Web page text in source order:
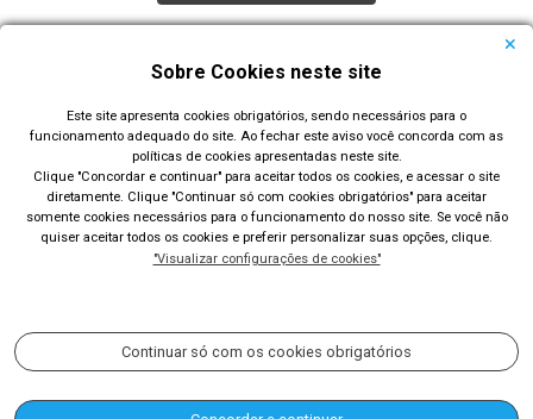
Sobre Cookies neste site
Este site apresenta cookies obrigatórios, sendo necessários para o
funcionamento adequado do site. Ao fechar este aviso você concorda com as
políticas de cookies apresentadas neste site.
Clique "Concordar e continuar" para aceitar todos os cookies, e acessar o site
diretamente. Clique "Continuar só com cookies obrigatórios" para aceitar
somente cookies necessários para o funcionamento do nosso site. Se você não
quiser aceitar todos os cookies e preferir personalizar suas opções, clique.
"Visualizar configurações de cookies"
Continuar só com os cookies obrigatórios
Prefeitura Municipal de Rio Grande
Largo Engenheiro João Fernandes Moreira - Centro - Rio